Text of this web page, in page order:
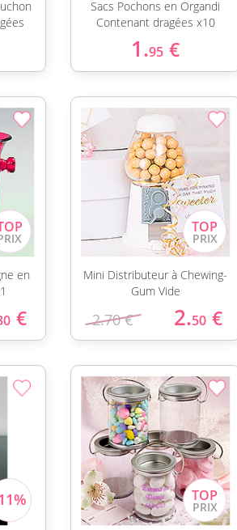
Sacs Pochons en Organdi
Contenant dragées x10
1.95 €
en
€
Mini Distributeur à Chewing-
Gum Vide
2.70 € 2.50 €